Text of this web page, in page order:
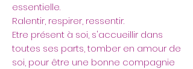
essentielle.
Ralentir, respirer, ressentir.
Etre présent à soi, s'accueillir dans
toutes ses parts, tomber en amour de
soi, pour être une bonne compagnie